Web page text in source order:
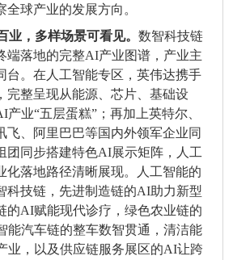
球产业的发展方向。
业，多样场景可看见。 数智科技链
端落地的完整AI产业图谱，产业主
台。在人工智能专区，英伟达携手
完整呈现从能源、芯片、基础设
产业“五层蛋糕” ；再加上英特尔、
飞、阿里巴巴等国内外领军企业同
团同步搭建特色AI展示矩阵，人工
化落地路径清晰展现。人工智能的
科技链，先进制造链的AI助力新型
的AI赋能现代诊疗，绿色农业链的
能汽车链的整车数智贯通，清洁能
业，以及供应链服务展区的AI让跨